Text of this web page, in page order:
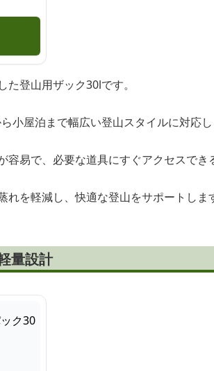
登山用ザック30lです。
小屋泊まで幅広い登山スタイルに対応
容易で、必要な道具にすぐアクセスで
れを軽減し、快適な登山をサポートしま
量設計